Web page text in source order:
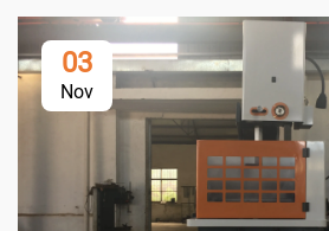
03
Nov